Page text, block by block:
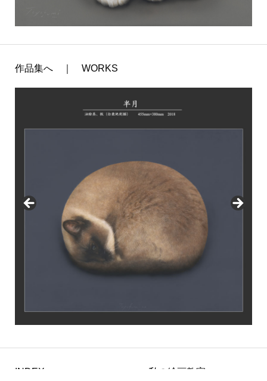
作品集へ ｜ WORKS
INDEX 私の絵画教室